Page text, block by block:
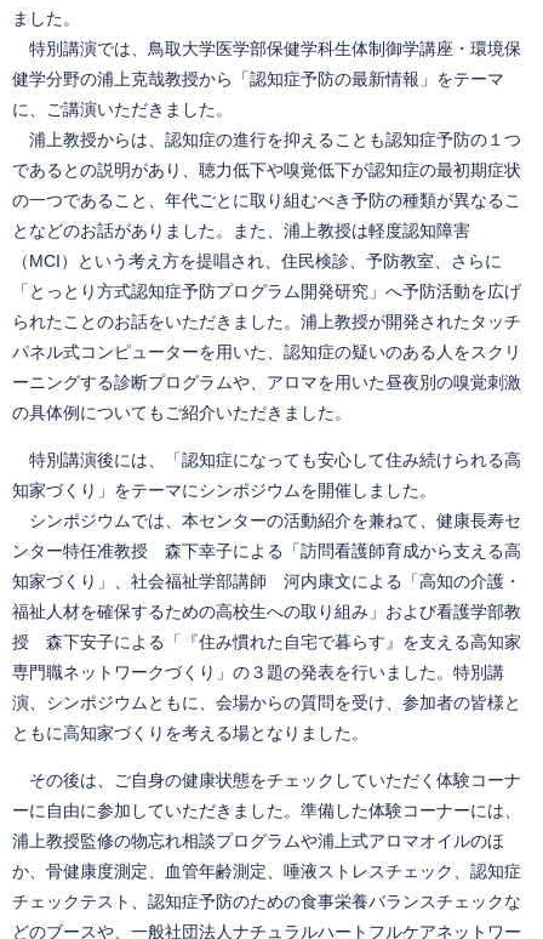
ました。
特別講演では、鳥取大学医学部保健学科生体制御学講座・環境保
健学分野の浦上克哉教授から「認知症予防の最新情報」をテーマ
に、ご講演いただきました。
浦上教授からは、認知症の進行を抑えることも認知症予防の１つ
であるとの説明があり、聴力低下や嗅覚低下が認知症の最初期症状
の一つであること、年代ごとに取り組むべき予防の種類が異なるこ
となどのお話がありました。また、浦上教授は軽度認知障害
（MCI）という考え方を提唱され、住民検診、予防教室、さらに
「とっとり方式認知症予防プログラム開発研究」へ予防活動を広げ
られたことのお話をいただきました。浦上教授が開発されたタッチ
パネル式コンピューターを用いた、認知症の疑いのある人をスクリ
ーニングする診断プログラムや、アロマを用いた昼夜別の嗅覚刺激
の具体例についてもご紹介いただきました。
特別講演後には、「認知症になっても安心して住み続けられる高
知家づくり」をテーマにシンポジウムを開催しました。
シンポジウムでは、本センターの活動紹介を兼ねて、健康長寿セ
ンター特任准教授 森下幸子による「訪問看護師育成から支える高
知家づくり」、社会福祉学部講師 河内康文による「高知の介護・
福祉人材を確保するための高校生への取り組み」および看護学部教
授 森下安子による「『住み慣れた自宅で暮らす』を支える高知家
専門職ネットワークづくり」の３題の発表を行いました。特別講
演、シンポジウムともに、会場からの質問を受け、参加者の皆様と
ともに高知家づくりを考える場となりました。
その後は、ご自身の健康状態をチェックしていただく体験コーナ
ーに自由に参加していただきました。準備した体験コーナーには、
浦上教授監修の物忘れ相談プログラムや浦上式アロマオイルのほ
か、骨健康度測定、血管年齢測定、唾液ストレスチェック、認知症
チェックテスト、認知症予防のための食事栄養バランスチェックな
どのブースや、一般社団法人ナチュラルハートフルケアネットワー